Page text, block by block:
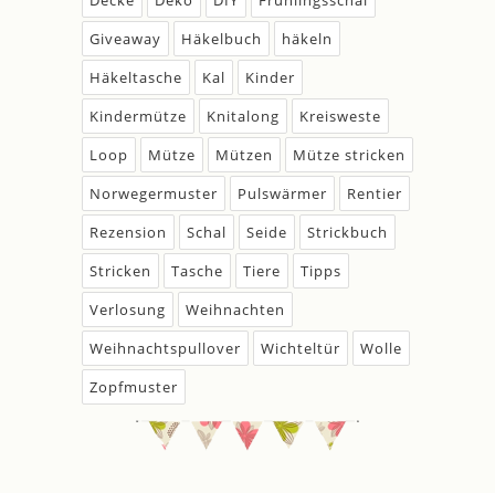
Giveaway
Häkelbuch
häkeln
Häkeltasche
Kal
Kinder
Kindermütze
Knitalong
Kreisweste
Loop
Mütze Mützen
Mütze stricken
Norwegermuster
Pulswärmer
Rentier
Rezension
Schal Seide
Strickbuch
Stricken
Tasche Tiere
Tipps
Verlosung
Weihnachten
Weihnachtspullover
Wichteltür
Wolle
Zopfmuster